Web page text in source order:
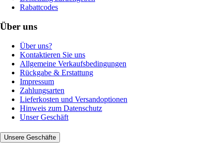
Rabattcodes
Über uns
Über uns?
Kontaktieren Sie uns
Allgemeine Verkaufsbedingungen
Rückgabe & Erstattung
Impressum
Zahlungsarten
Lieferkosten und Versandoptionen
Hinweis zum Datenschutz
Unser Geschäft
Unsere Geschäfte